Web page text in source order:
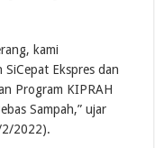
kami
Ekspres dan
Program KIPRAH
Sampah,” ujar
2/2022).